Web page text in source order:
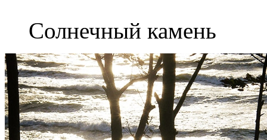
Солнечный камень